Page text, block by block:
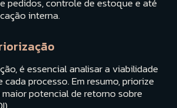
interna.
é essencial analisar a viabilidade
processo. Em resumo, priorize
potencial de retorno sobre